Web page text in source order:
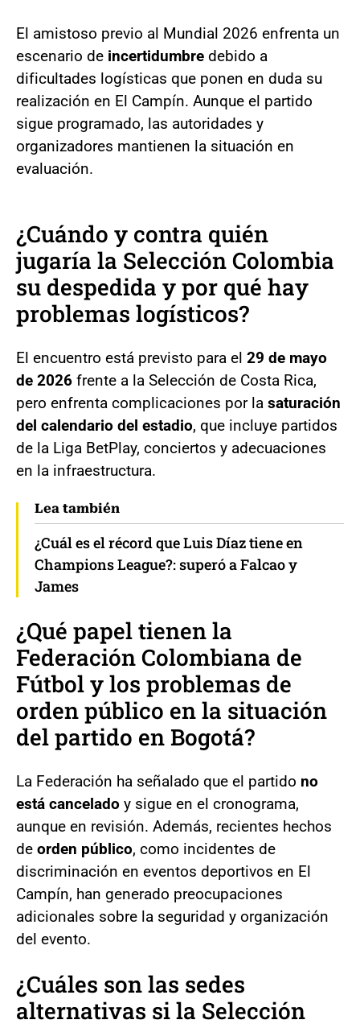
El amistoso previo al Mundial 2026 enfrenta un
escenario de incertidumbre debido a
dificultades logísticas que ponen en duda su
realización en El Campín. Aunque el partido
sigue programado, las autoridades y
organizadores mantienen la situación en
evaluación.
¿Cuándo y contra quién
jugaría la Selección Colombia
su despedida y por qué hay
problemas logísticos?
El encuentro está previsto para el 29 de mayo
de 2026 frente a la Selección de Costa Rica,
pero enfrenta complicaciones por la saturación
del calendario del estadio, que incluye partidos
de la Liga BetPlay, conciertos y adecuaciones
en la infraestructura.
Lea también
¿Cuál es el récord que Luis Díaz tiene en
Champions League?: superó a Falcao y
James
¿Qué papel tienen la
Federación Colombiana de
Fútbol y los problemas de
orden público en la situación
del partido en Bogotá?
La Federación ha señalado que el partido no
está cancelado y sigue en el cronograma,
aunque en revisión. Además, recientes hechos
de orden público, como incidentes de
discriminación en eventos deportivos en El
Campín, han generado preocupaciones
adicionales sobre la seguridad y organización
del evento.
¿Cuáles son las sedes
alternativas si la Selección